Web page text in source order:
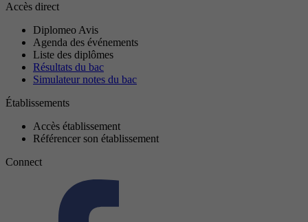
Accès direct
Diplomeo Avis
Agenda des événements
Liste des diplômes
Résultats du bac
Simulateur notes du bac
Établissements
Accès établissement
Référencer son établissement
Connect